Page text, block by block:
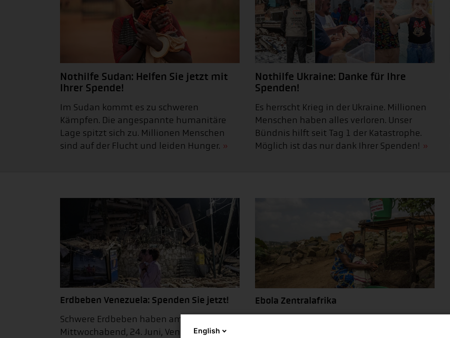
Nothilfe Sudan: Helfen Sie jetzt mit
Ihrer Spende!
Im Sudan kommt es zu schweren
Kämpfen. Die angespannte humanitäre
Lage spitzt sich zu. Millionen Menschen
sind auf der Flucht und leiden Hunger.
Nothilfe Ukraine: Danke für Ihre
Spenden!
Es herrscht Krieg in der Ukraine. Millionen
Menschen haben alles verloren. Unser
Bündnis hilft seit Tag 1 der Katastrophe.
Möglich ist das nur dank Ihrer Spenden!
Erdbeben Venezuela: Spenden Sie jetzt!
Schwere Erdbeben haben am
Mittwochabend, 24. Juni, Venezuela
Ebola Zentralafrika
English